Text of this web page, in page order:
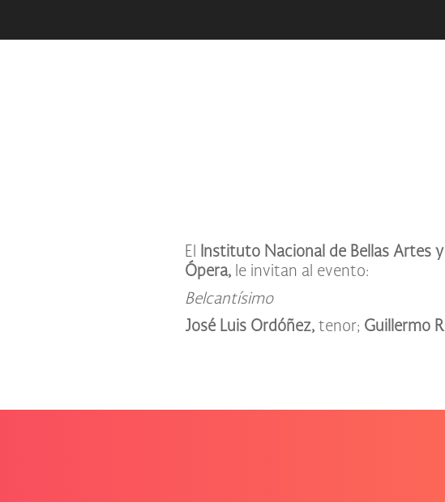
El Instituto Nacional de Bellas Artes
Ópera, le invitan al evento:
Belcantísimo
José Luis Ordóñez, tenor; Guillermo